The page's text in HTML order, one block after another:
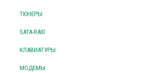
ТЮНЕРЫ
SATA-RAID
КЛАВИАТУРЫ
МОДЕМЫ